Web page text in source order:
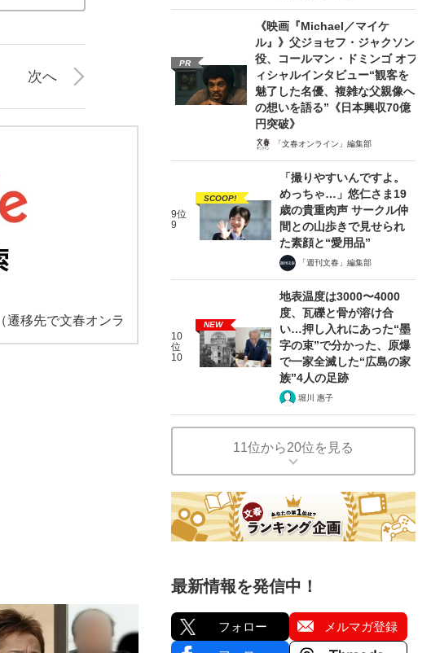
次へ
（遷移先で文春オンラ
PR
《映画『Michael／マイケ
ル』》父ジョセフ・ジャクソン
役、コールマン・ドミンゴ オフ
ィシャルインタビュー“観客を
魅了した名優、複雑な父親像へ
の想いを語る”《日本興収70億
円突破》
「文春オンライン」編集部
9位
9
SCOOP!
「撮りやすいんですよ。
めっちゃ…」悠仁さま19
歳の貴重肉声 サークル仲
間との山歩きで見せられ
た素顔と“愛用品”
「週刊文春」編集部
10
位
10
NEW
地表温度は3000〜4000
度、瓦礫と骨が溶け合
い…押し入れにあった“墨
字の束”で分かった、原爆
で一家全滅した“広島の家
族”4人の足跡
堀川 惠子
11位から20位を見る
最新情報を発信中！
フォロー メルマガ登録